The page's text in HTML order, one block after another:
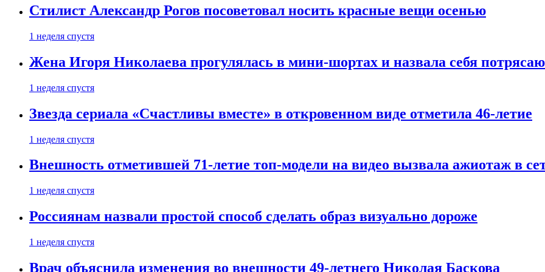
Стилист Александр Рогов посоветовал носить красные вещи осенью
1 неделя спустя
Жена Игоря Николаева прогулялась в мини-шортах и назвала себя
1 неделя спустя
Звезда сериала «Счастливы вместе» в откровенном виде отметила 46-летие
1 неделя спустя
Внешность отметившей 71-летие топ-модели на видео вызвала ажиотаж в
1 неделя спустя
Россиянам назвали простой способ сделать образ визуально дороже
1 неделя спустя
Врач объяснила изменения во внешности 49-летнего Николая Баскова